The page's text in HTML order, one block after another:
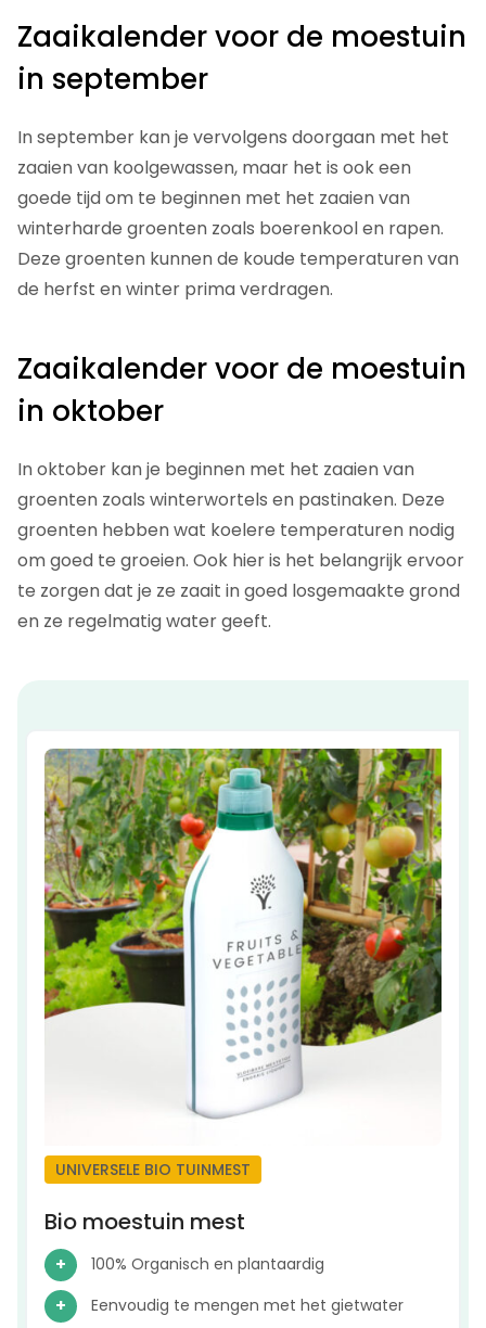
Zaaikalender voor de moestuin
in september
In september kan je vervolgens doorgaan met het
zaaien van koolgewassen, maar het is ook een
goede tijd om te beginnen met het zaaien van
winterharde groenten zoals boerenkool en rapen.
Deze groenten kunnen de koude temperaturen van
de herfst en winter prima verdragen.
Zaaikalender voor de moestuin
in oktober
In oktober kan je beginnen met het zaaien van
groenten zoals winterwortels en pastinaken. Deze
groenten hebben wat koelere temperaturen nodig
om goed te groeien. Ook hier is het belangrijk ervoor
te zorgen dat je ze zaait in goed losgemaakte grond
en ze regelmatig water geeft.
UNIVERSELE BIO TUINMEST
Bio moestuin mest
100% Organisch en plantaardig
Eenvoudig te mengen met het gietwater